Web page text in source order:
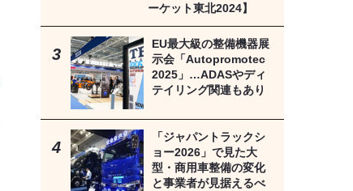
ーケット東北2024】
EU最大級の整備機器展
示会「Autopromotec
2025」…ADASやディ
テイリング関連もあり
「ジャパントラックシ
ョー2026」で見た大
型・商用車整備の変化
と事業者が見据えるべ